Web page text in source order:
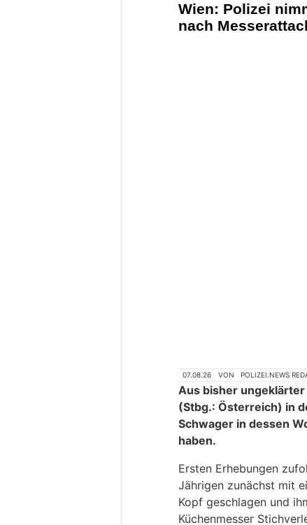
Wien: Polizei
nach
07.08.26 VON POLIZEI.NEWS
Aus bisher
(Stbg.: Österreich) in
Schwager in dessen
haben.
Ersten Erhebungen
Jährigen zunächst mit
Kopf geschlagen und
Küchenmesser